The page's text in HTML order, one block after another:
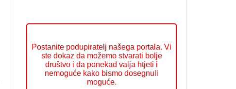
Postanite podupiratelj našega portala. Vi
ste dokaz da možemo stvarati bolje
društvo i da ponekad valja htjeti i
nemoguće kako bismo dosegnuli
moguće.